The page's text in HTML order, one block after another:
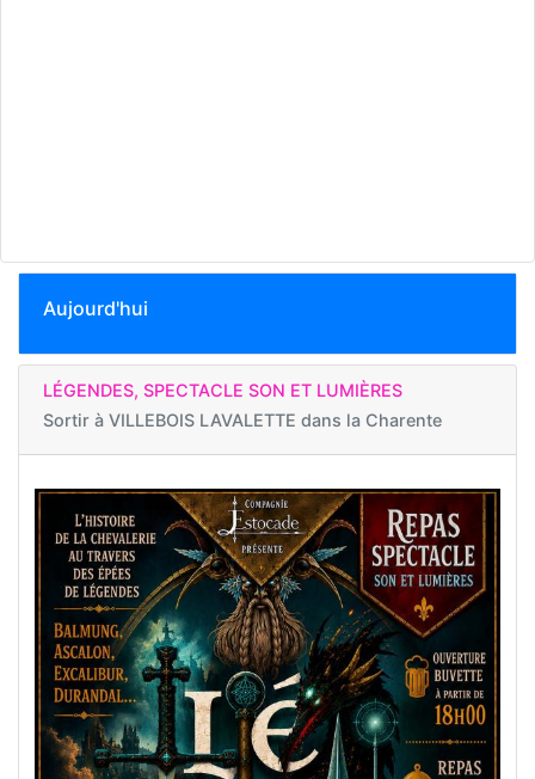
Aujourd'hui
LÉGENDES, SPECTACLE SON ET LUMIÈRES
Sortir à VILLEBOIS LAVALETTE dans la Charente